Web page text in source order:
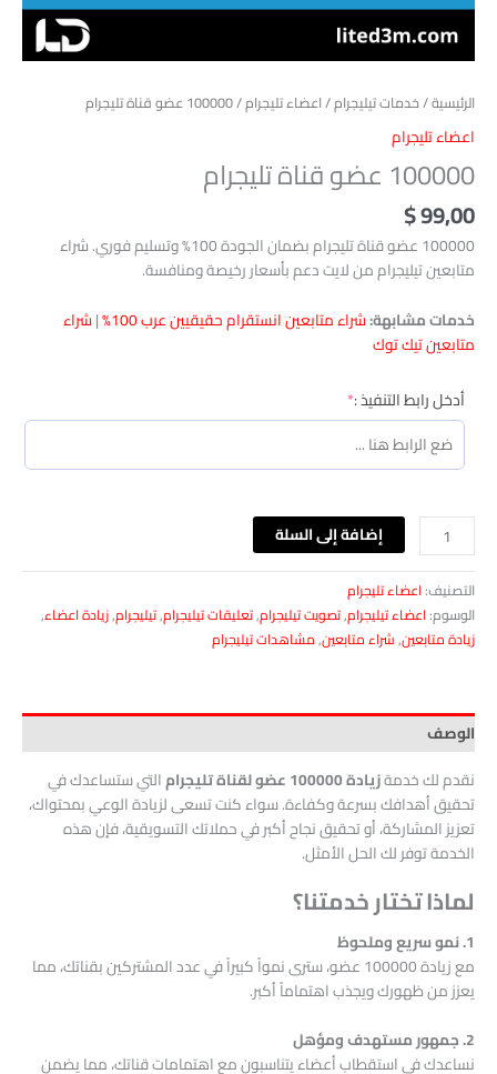
الرئيسية/خدمات تيليجرام/اعضاء تليجرام/ 100000 عضو قناة تليجرام
اعضاء تليجرام
100000 عضو قناة تليجرام
$99,00
100000 عضو قناة تليجرام بضمان الجودة 100% وتسليم فوري. شراء
متابعين تيليجرام من لايت دعم بأسعار رخيصة ومنافسة.
خدمات مشابهة:شراء متابعين انستقرام حقيقيين عرب 100% |شراء
متابعين تيك توك
أدخل رابط التنفيذ :*
إضافة إلى السلة
التصنيف:اعضاء تليجرام
الوسوم:اعضاء تيليجرام,تصويت تيليجرام,تعليقات تيليجرام,تيليجرام,زيادة اعضاء,
زيادة متابعين,شراء متابعين,مشاهدات تيليجرام
الوصف
نقدم لك خدمةزيادة 100000 عضو لقناة تليجرام
التي ستساعدك في
تحقيق أهدافك بسرعة وكفاءة. سواء كنت تسعى لزيادة الوعي بمحتواك،
تعزيز المشاركة، أو تحقيق نجاح أكبر في حملاتك التسويقية، فإن هذه
الخدمة توفر لك الحل الأمثل.
لماذا تختار خدمتنا؟
1. نمو سريع وملحوظ
مع زيادة 100000 عضو، سترى نمواً كبيراً في عدد المشتركين بقناتك، مما
يعزز من ظهورك ويجذب اهتماماً أكبر.
2. جمهور مستهدف ومؤهل
نساعدك في استقطاب أعضاء يتناسبون مع اهتمامات قناتك، مما يضمن